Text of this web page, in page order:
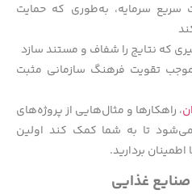
سرمایه، به‌طوری که حمایت
که نتایج را شفاف و مستند سازد
تقویت فرهنگ سازمانی مثبت
، راهکارها و مثال‌هایی از پروژه‌های
تا به شما کمک کند اولین
بردارید.